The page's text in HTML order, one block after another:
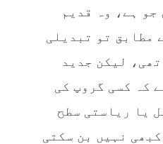
جو ہے، وہ قدیم
مطابق تو تبدیلی
لیکن جدید
کہ کسی گروپ کی
یا ریاستی سطح
نہیں بن سکتی